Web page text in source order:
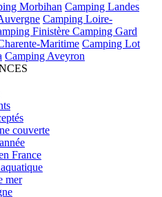
Morbihan Camping Landes
Camping Loire-
Finistère Camping Gard
Maritime Camping Lot
Camping Aveyron
couverte
France
mer